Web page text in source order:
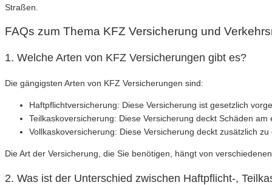
Straßen.
FAQs zum Thema KFZ Versicherung und
1. Welche Arten von KFZ Versicherungen gibt es?
Die gängigsten Arten von KFZ Versicherungen sind:
Haftpflichtversicherung: Diese Versicherung ist gesetzlich
Teilkaskoversicherung: Diese Versicherung deckt Schäden
Vollkaskoversicherung: Diese Versicherung deckt zusätzlich
Die Art der Versicherung, die Sie benötigen, hängt von
2. Was ist der Unterschied zwischen Haftpflicht-,